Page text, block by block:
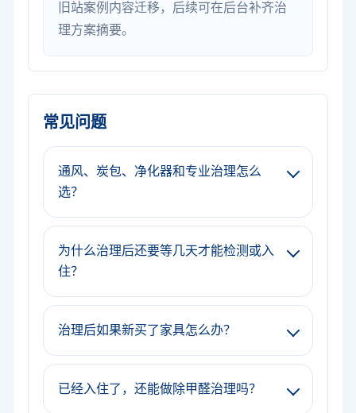
旧站案例内容迁移，后续可在后台补齐治
理方案摘要。
常见问题
通风、炭包、净化器和专业治理怎么
选？
为什么治理后还要等几天才能检测或入
住？
治理后如果新买了家具怎么办？
已经入住了，还能做除甲醛治理吗？